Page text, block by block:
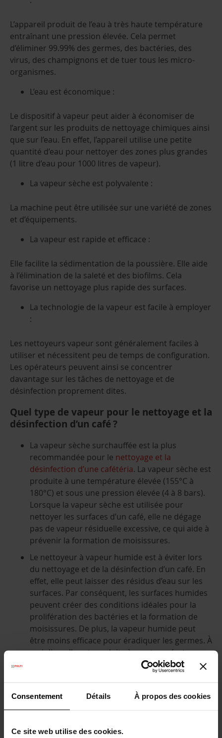
Consentement Détails À propos des cookies
Ce site web utilise des cookies.
L’appareil produit de l’eau à très haute température
entraînant une pression élevée. Cela permet
d’éliminer 99.99% des germes, des bactéries, des
virus, des champignons et de tuer tous les micro-
organismes.
L’eau est économique :
Le dispositif à vapeur peut aider à économiser de
l’argent sur les produits de nettoyage chimiques ainsi
que sur l’eau. En effet, l’appareil utilise une petite
quantité d’eau pour nettoyer des zones plus grandes
(1 litre d’eau pour 1000 litres de vapeur).
La vapeur sèche est polyvalente :
La machine peut être utilisée sur une variété de zones
et d’équipements.
La vapeur est rapide et efficace :
Elle facilite la sédimentation de la poussière. Elle aide
à l’élimination de la saleté et des biofilms. Cela
favorise un nettoyage plus rapide des surfaces.
La technologie de la vapeur est facile à employer
:
Les nettoyeurs vapeur sont généralement faciles à
utiliser et nécessitent peu de temps de configuration.
Les opérateurs peuvent ainsi se concentrer
davantage sur les tâches de nettoyage et de
désinfection proprement dites.
Quel type de vapeur pour le nettoyage et la
désinfection d’un café ?
La vapeur sèche surchauffée est la plus
recommandée pour le nettoyage et la
désinfection d’une cafétéria. La vapeur sèche est
produite à une température élevée (155°C à
180°C) et sous une pression élevée (4 à 8 bars).
Lorsque la vapeur sèche est utilisée pour
nettoyer les surfaces d’un café, elle ne dégage
pas de vapeur résiduelle excessive, ce qui aide à
prévenir la formation de moisissures.
Le nettoyeur à vapeur humide est à éviter lors
du nettoyage et de la désinfection d’un café. En
effet, elle peut laisser des résidus d’eau sur les
surfaces. Par conséquent, les surfaces humides
peuvent créer des conditions idéales pour la
prolifération des bactéries et la formation de
moisissures. De plus, la vapeur humide peut
être moins efficace pour éradiquer les germes. À
vrai dire, elle est produite à une température
plus basse que la vapeur sèche saturée et
Comment se déroulent le nettoyage et la
désinfection avec un nettoyeur